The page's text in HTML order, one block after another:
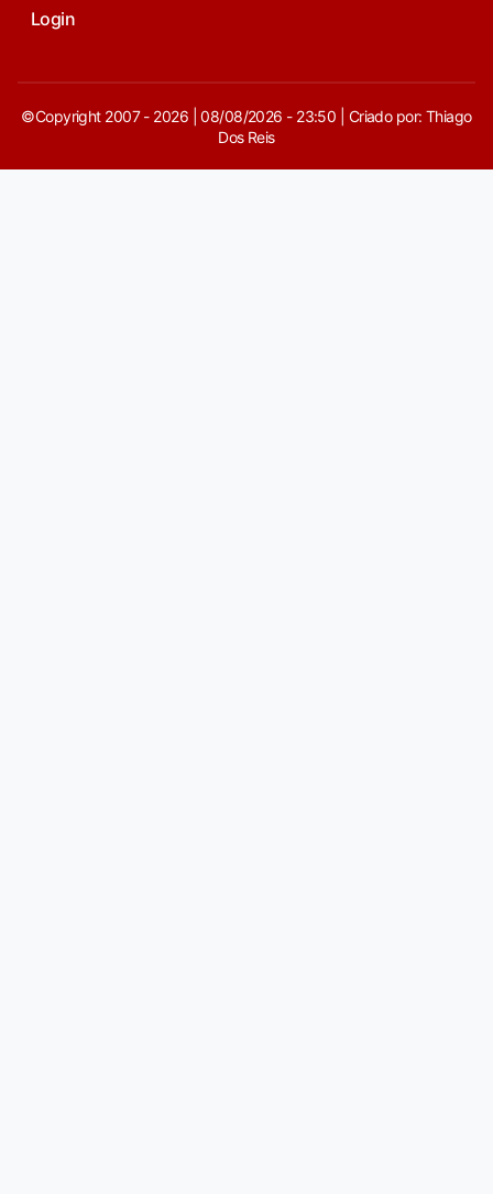
Login
©Copyright 2007 - 2026 | 08/08/2026 - 23:50 | Criado por: Thiago
Dos Reis